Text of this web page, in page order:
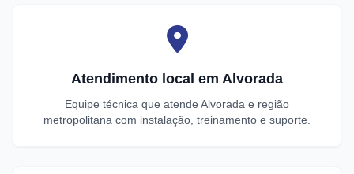
Atendimento local em Alvorada
Equipe técnica que atende Alvorada e região
metropolitana com instalação, treinamento e suporte.